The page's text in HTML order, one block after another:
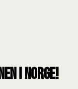
i Norge!